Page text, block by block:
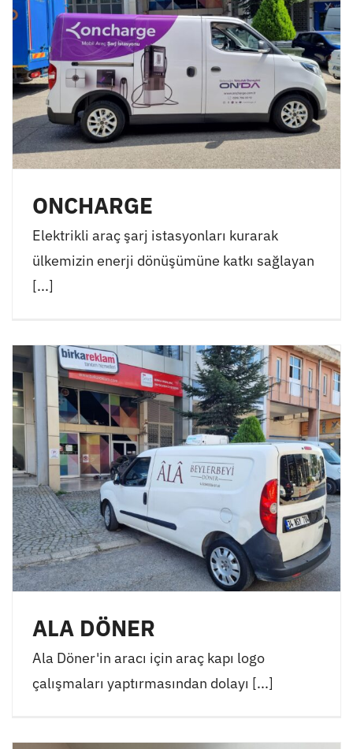
ONCHARGE
Elektrikli araç şarj istasyonları kurarak
ülkemizin enerji dönüşümüne katkı sağlayan
[...]
ALA DÖNER
Ala Döner'in aracı için araç kapı logo
çalışmaları yaptırmasından dolayı [...]